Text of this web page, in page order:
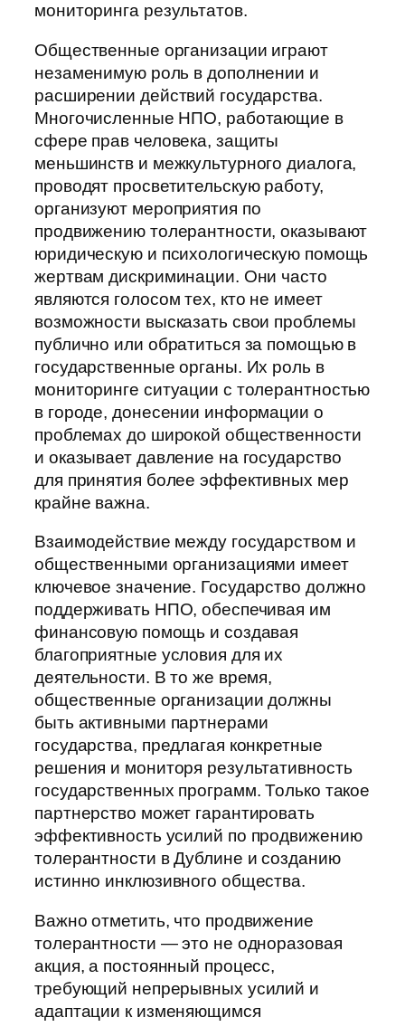
мониторинга результатов.
Общественные организации играют
незаменимую роль в дополнении и
расширении действий государства.
Многочисленные НПО, работающие в
сфере прав человека, защиты
меньшинств и межкультурного диалога,
проводят просветительскую работу,
организуют мероприятия по
продвижению толерантности, оказывают
юридическую и психологическую помощь
жертвам дискриминации. Они часто
являются голосом тех, кто не имеет
возможности высказать свои проблемы
публично или обратиться за помощью в
государственные органы. Их роль в
мониторинге ситуации с толерантностью
в городе, донесении информации о
проблемах до широкой общественности
и оказывает давление на государство
для принятия более эффективных мер
крайне важна.
Взаимодействие между государством и
общественными организациями имеет
ключевое значение. Государство должно
поддерживать НПО, обеспечивая им
финансовую помощь и создавая
благоприятные условия для их
деятельности. В то же время,
общественные организации должны
быть активными партнерами
государства, предлагая конкретные
решения и мониторя результативность
государственных программ. Только такое
партнерство может гарантировать
эффективность усилий по продвижению
толерантности в Дублине и созданию
истинно инклюзивного общества.
Важно отметить, что продвижение
толерантности — это не одноразовая
акция, а постоянный процесс,
требующий непрерывных усилий и
адаптации к изменяющимся